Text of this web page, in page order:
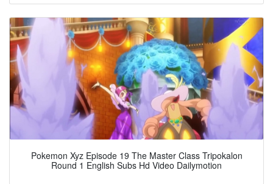
Pokemon Xyz Episode 19 The Master Class Tripokalon
Round 1 English Subs Hd Video Dailymotion